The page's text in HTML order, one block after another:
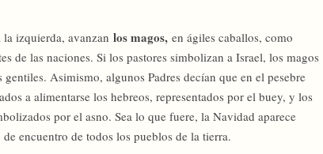
izquierda, avanzan los magos, en ágiles caballos, como
de las naciones. Si los pastores simbolizan a Israel, los magos
gentiles. Asimismo, algunos Padres decían que en el pesebre
a alimentarse los hebreos, representados por el buey, y los
por el asno. Sea lo que fuere, la Navidad aparece
encuentro de todos los pueblos de la tierra.